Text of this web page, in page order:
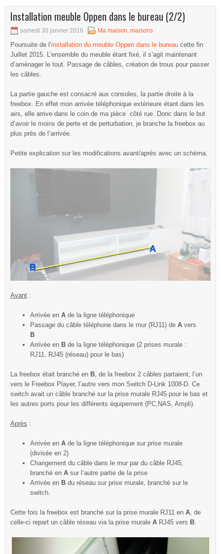
Installation meuble Oppen dans le bureau (2/2)
samedi 30 janvier 2016 Ma maison, maisons
Poursuite de l’installation du meuble Oppen dans le bureau cette fin
Juillet 2015. L’ensemble du meuble étant fixé, il s’agit maintenant
d’aménager le tout. Passage de câbles, création de trous pour passer
les câbles.
La partie gauche est consacré aux consoles, la partie droite à la
freebox. En effet mon arrivée téléphonique extérieure étant dans les
airs, elle arrive dans le coin de ma pièce côté rue. Donc dans le but
d’avoir le moins de perte et de perturbation, je branche la freebox au
plus près de l’arrivée.
Petite explication sur les modifications avant/après avec un schéma.
Avant :
Arrivée en A de la ligne téléphonique
Passage du câble téléphone dans le mur (RJ11) de A vers
B
Arrivée en B de la ligne téléphonique (2 prises murale :
RJ11, RJ45 (réseau) pour le bas)
La freebox était branché en B , de la freebox 2 câbles partaient, l’un
vers le Freebox Player, l’autre vers mon Switch D-Link 1008-D. Ce
switch avait un câble branché sur la prise murale RJ45 pour le bas et
les autres ports pour les différents équipement (PC,NAS, Ampli).
Après :
Arrivée en A de la ligne téléphonique sur prise murale
(divisée en 2)
Changement du câble dans le mur par du câble RJ45,
branché en A sur l’autre partie de la prise
Arrivée en B du réseau sur prise murale, branché sur le
switch.
Cette fois la freebox est branché sur la prise murale RJ11 en A , de
celle-ci repart un câble réseau via la prise murale A RJ45 vers B